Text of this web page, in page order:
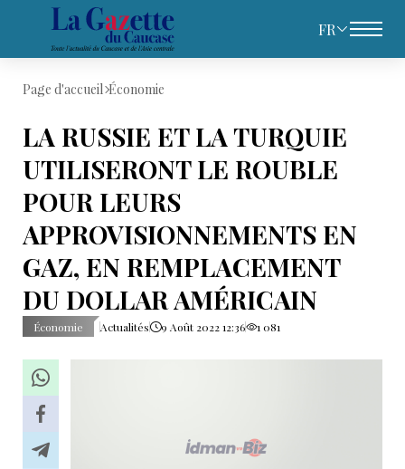
FR
Page d'accueil Économie
LA RUSSIE ET LA TURQUIE
UTILISERONT LE ROUBLE
POUR LEURS
APPROVISIONNEMENTS EN
GAZ, EN REMPLACEMENT
DU DOLLAR AMÉRICAIN
Économie Actualités 9 Août 2022 12:36 1 081